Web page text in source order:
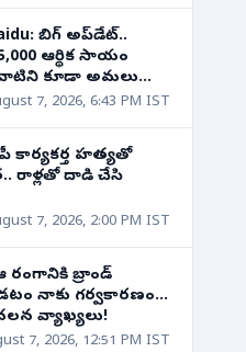
బిగ్ అప్‌డేట్..
ఆర్థిక సాయం
కూడా అమలు
7, 2026, 6:43 PM IST
కార్యకర్త హత్యతో
రాళ్లతో దాడి చేసి
7, 2026, 2:00 PM IST
రంగానికి బ్రాండ్
వ్యాఖ్యలు!
7, 2026, 12:51 PM IST